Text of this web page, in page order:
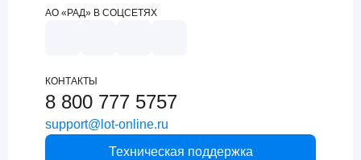
АО «РАД» В СОЦСЕТЯХ
КОНТАКТЫ
8 800 777 5757
support@lot-online.ru
Техническая поддержка